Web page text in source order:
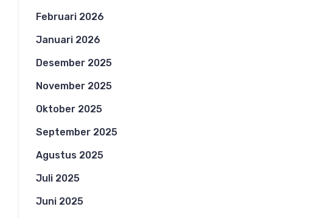
Februari 2026
Januari 2026
Desember 2025
November 2025
Oktober 2025
September 2025
Agustus 2025
Juli 2025
Juni 2025